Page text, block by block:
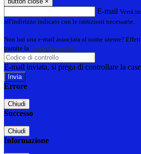
E-mail Verrà
all'indirizzo indicato con le istruzioni necessarie.
Non hai una e-mail associata al nome utente?
tramite la Login Spaggiari
E-mail inviata, si prega di controllare la
Errore
Chiudi
Successo
Chiudi
Informazione